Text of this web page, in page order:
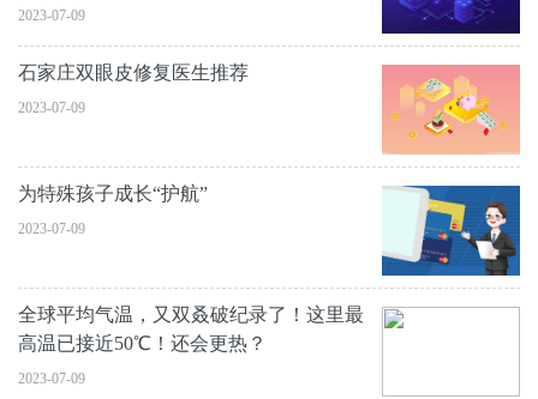
2023-07-09
石家庄双眼皮修复医生推荐
2023-07-09
为特殊孩子成长“护航”
2023-07-09
全球平均气温，又双叒破纪录了！这里最
高温已接近50℃！还会更热？
2023-07-09